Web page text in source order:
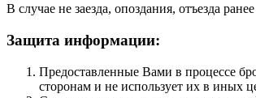
В случае не заезда, опоздания, отъезда
Защита информации:
Предоставленные Вами в процессе
сторонам и не использует их в иных